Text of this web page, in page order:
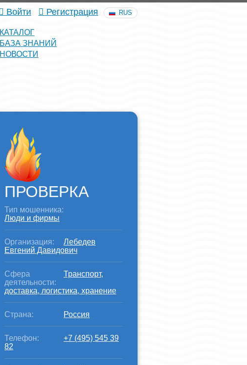
КАТАЛОГ
БАЗА ЗНАНИЙ
НОВОСТИ
Войти Регистрация RUS
ПРОВЕРКА
Тип мошенника:
Люди и фирмы
Организация:
Лебедев
Евгений Давидович
Сфера
деятельности:
Транспорт,
доставка, логистика, хранение
Страна: Россия
Телефон:
+7 (495) 545 39
82